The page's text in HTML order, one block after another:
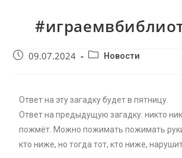
09.07.2024 Новости
Ответ на эту загадку будет в пятницу.
Ответ на предыдущую загадку: никто
пожмёт. Можно пожимать пожимать
кто ниже, но тогда тот, кто ниже,